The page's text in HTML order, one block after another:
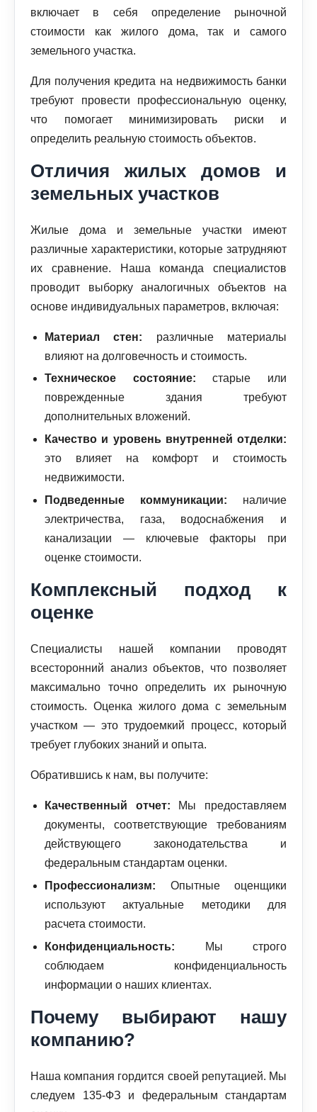
включает в себя определение рыночной
стоимости как жилого дома, так и самого
земельного участка.
Для получения кредита на недвижимость банки
требуют провести профессиональную оценку,
что помогает минимизировать риски и
определить реальную стоимость объектов.
Отличия жилых домов и
земельных участков
Жилые дома и земельные участки имеют
различные характеристики, которые затрудняют
их сравнение. Наша команда специалистов
проводит выборку аналогичных объектов на
основе индивидуальных параметров, включая:
Материал стен: различные материалы
влияют на долговечность и стоимость.
Техническое состояние: старые или
поврежденные здания требуют
дополнительных вложений.
Качество и уровень внутренней отделки:
это влияет на комфорт и стоимость
недвижимости.
Подведенные коммуникации: наличие
электричества, газа, водоснабжения и
канализации — ключевые факторы при
оценке стоимости.
Комплексный подход к
оценке
Специалисты нашей компании проводят
всесторонний анализ объектов, что позволяет
максимально точно определить их рыночную
стоимость. Оценка жилого дома с земельным
участком — это трудоемкий процесс, который
требует глубоких знаний и опыта.
Обратившись к нам, вы получите:
Качественный отчет: Мы предоставляем
документы, соответствующие требованиям
действующего законодательства и
федеральным стандартам оценки.
Профессионализм: Опытные оценщики
используют актуальные методики для
расчета стоимости.
Конфиденциальность: Мы строго
соблюдаем конфиденциальность
информации о наших клиентах.
Почему выбирают нашу
компанию?
Наша компания гордится своей репутацией. Мы
следуем 135-ФЗ и федеральным стандартам